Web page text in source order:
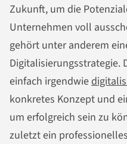
Zukunft, um die
Unternehmen voll
gehört unter anderem
Digitalisierungsstrategie.
einfach irgendwie
konkretes Konzept und
um erfolgreich sein zu
zuletzt ein